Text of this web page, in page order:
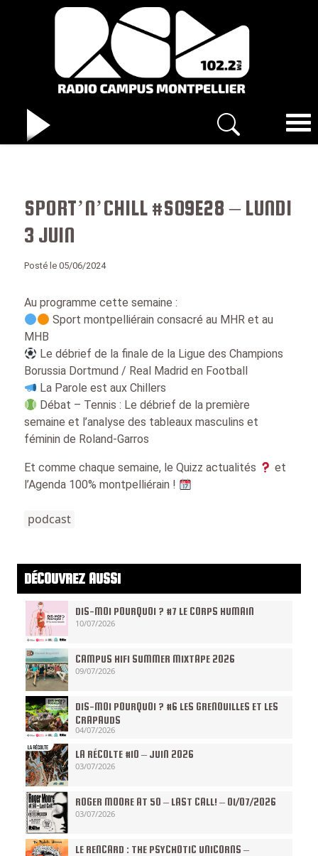
SPORT’N’CHILL #S09E28 – LUNDI
3 JUIN
Posté le 05/06/2024
Au programme cette semaine :
Sport montpelliérain consacré au MHR et au
MHB
Le débrief de la finale de la Ligue des Champions
Borussia Dortmund / Real Madrid en Football
La Parole est aux Chillers
Débat – Tennis : Le débrief de la première
semaine et l’analyse des tableaux masculins et
féminin de Roland-Garros
Et comme chaque semaine, le Quizz actualités
et
l’Agenda 100% montpelliérain !
podcast
DÉCOUVREZ AUSSI
DIS-MOI POURQUOI ? #7 LE CORPS HUMAIN
10/07/2026
CAMPUS HIFI SUMMER MIXTAPE 2026
09/07/2026
DIS-MOI POURQUOI ? #6 LES GRENOUILLES ET LES
CRAPAUDS
04/07/2026
LA RÉCOLTE #10 – JUIN 2026
03/07/2026
ROGER MOORE AT 50 – LAST CALL! – 01/07/2026
03/07/2026
LE RENCARD : THE PSYCHOTIC UNICORNS –